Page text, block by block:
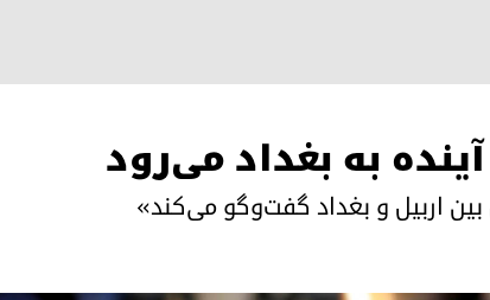
به بغداد می‌رود
اربیل و بغداد گفت‌وگو می‌کند»